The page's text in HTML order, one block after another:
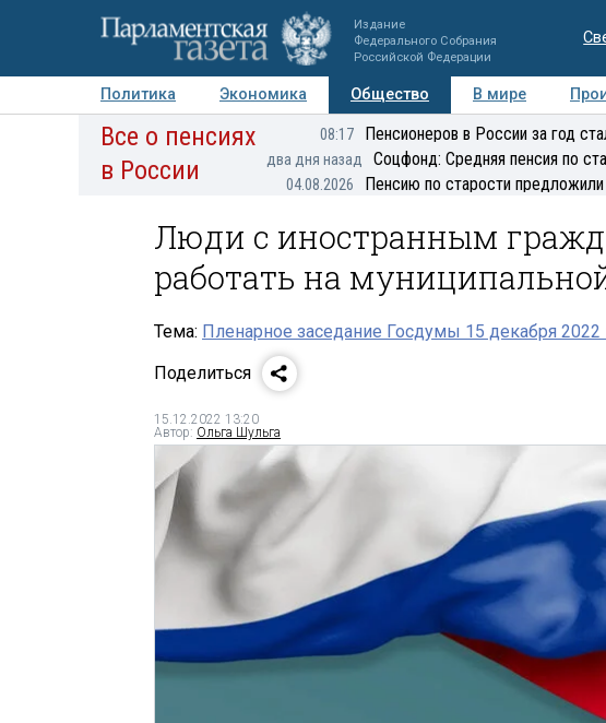
Издание
Федерального Собрания
Российской Федерации
Политика Экономика Общество В мире
Авторы Персоны Мнения Регионы
Все о пенсиях
в России
08:17 Пенсионеров в России за год
два дня назад Соцфонд: Средняя пенсия по
04.08.2026 Пенсию по старости предложили
Люди с иностранным
работать на
Тема: Пленарное заседание Госдумы 15 декабря 2022
Поделиться
15.12.2022 13:20
Автор: Ольга Шульга